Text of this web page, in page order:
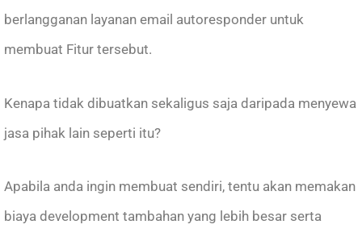
berlangganan layanan email autoresponder untuk
membuat Fitur tersebut.
Kenapa tidak dibuatkan sekaligus saja daripada menyewa
jasa pihak lain seperti itu?
Apabila anda ingin membuat sendiri, tentu akan memakan
biaya development tambahan yang lebih besar serta